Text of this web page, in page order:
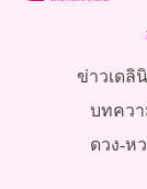
ข่าวเดลิ
บทควา
ดวง-ห